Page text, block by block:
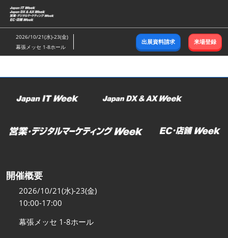
ス
キ
ッ
し
2026/10/21(水)-23(金)
幕張メッセ 1-8ホール
出展資料請求 来場登録
開催概要
2026/10/21(水)-23(金)
10:00-17:00
幕張メッセ 1-8ホール